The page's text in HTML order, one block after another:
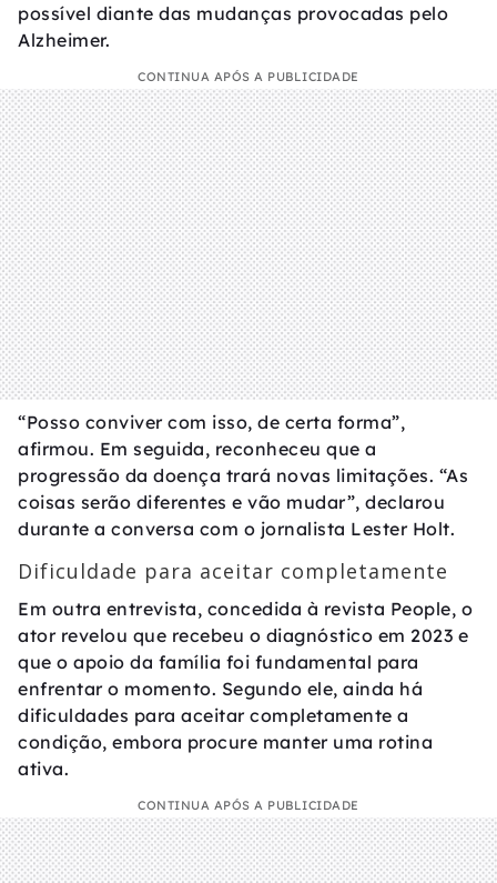
possível diante das mudanças provocadas pelo
Alzheimer.
CONTINUA APÓS A PUBLICIDADE
“Posso conviver com isso, de certa forma”,
afirmou. Em seguida, reconheceu que a
progressão da doença trará novas limitações. “As
coisas serão diferentes e vão mudar”, declarou
durante a conversa com o jornalista Lester Holt.
Dificuldade para aceitar completamente
Em outra entrevista, concedida à revista People, o
ator revelou que recebeu o diagnóstico em 2023 e
que o apoio da família foi fundamental para
enfrentar o momento. Segundo ele, ainda há
dificuldades para aceitar completamente a
condição, embora procure manter uma rotina
ativa.
CONTINUA APÓS A PUBLICIDADE